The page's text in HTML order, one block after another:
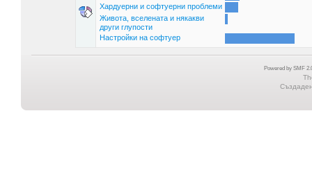
Хардуерни и софтуерни проблеми
Живота, вселената и някакви
други глупости
Настройки на софтуер
Powered by SMF